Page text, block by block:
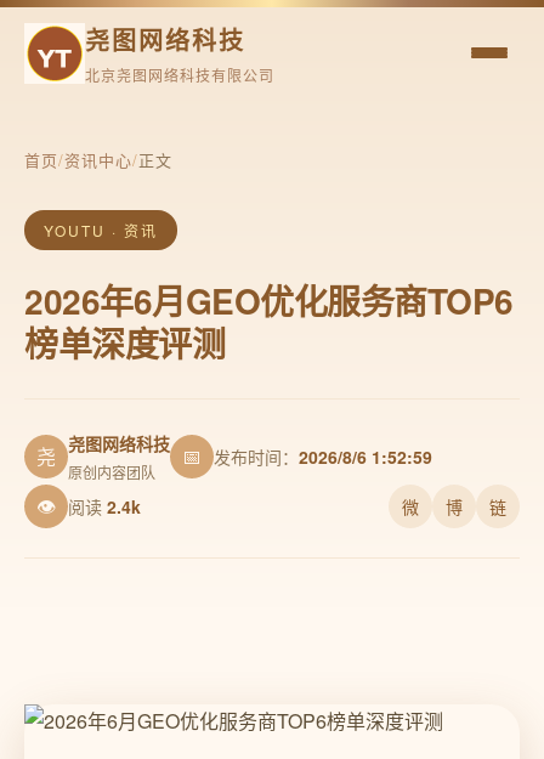
尧图网络科技
北京尧图网络科技有限公司
首页/资讯中心/正文
YOUTU · 资讯
2026年6月GEO优化服务商TOP6
榜单深度评测
尧 尧图网络科技
原创内容团队
📅 发布时间： 2026/8/6 1:52:59
👁 阅读 2.4k 微 博 链